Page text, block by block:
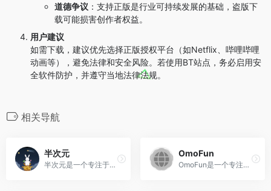
道德争议 ：支持正版是行业可持续发展的基础，盗版下
载可能损害创作者权益。
用户建议
如需下载，建议优先选择正版授权平台（如Netflix、哔哩哔哩
动画等），避免法律和安全风险。若使用BT站点，务必启用安
全软件防护，并遵守当地法律法规。
相关导航
半次元
半次元是一个专注于ACG（动画...
OmoFun
OmoFun是一个专注于动漫内容...